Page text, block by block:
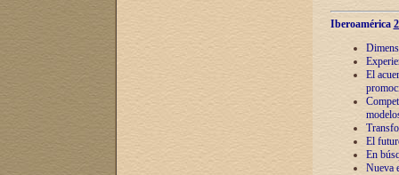
Iberoamérica
El
El
En
Nueva